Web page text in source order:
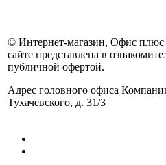
© Интернет-магазин, Офис
сайте представлена в
публичной офертой.
Адрес головного офиса
Тухачевского, д. 31/3